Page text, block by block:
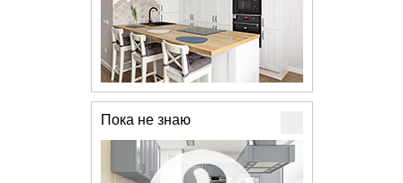
Пока не знаю